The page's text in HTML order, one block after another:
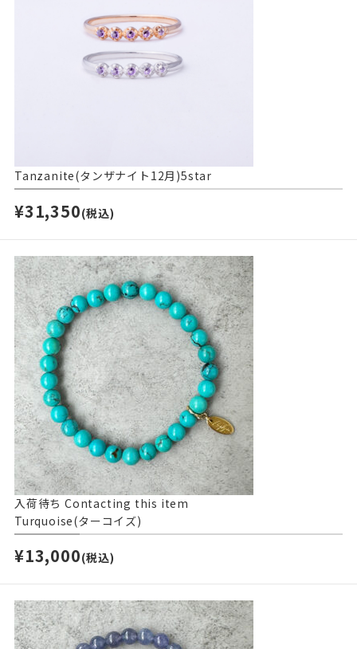
Tanzanite(タンザナイト12月)5star
¥31,350(税込)
入荷待ち Contacting this item
Turquoise(ターコイズ)
¥13,000(税込)